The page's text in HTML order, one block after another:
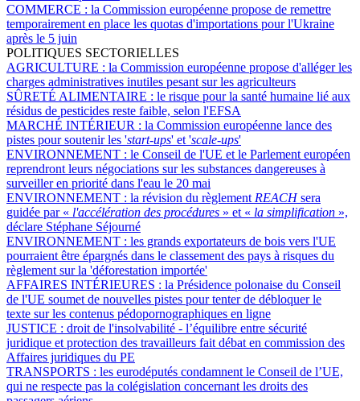
COMMERCE : la Commission européenne propose de remettre
temporairement en place les quotas d'importations pour l'Ukraine
après le 5 juin
POLITIQUES SECTORIELLES
AGRICULTURE : la Commission européenne propose d'alléger les
charges administratives inutiles pesant sur les agriculteurs
SÛRETÉ ALIMENTAIRE : le risque pour la santé humaine lié aux
résidus de pesticides reste faible, selon l'EFSA
MARCHÉ INTÉRIEUR : la Commission européenne lance des
pistes pour soutenir les 'start-ups' et 'scale-ups'
ENVIRONNEMENT : le Conseil de l'UE et le Parlement européen
reprendront leurs négociations sur les substances dangereuses à
surveiller en priorité dans l'eau le 20 mai
ENVIRONNEMENT : la révision du règlement REACHsera
guidée par « l'accélération des procédures » et « la simplification »,
déclare Stéphane Séjourné
ENVIRONNEMENT : les grands exportateurs de bois vers l'UE
pourraient être épargnés dans le classement des pays à risques du
règlement sur la 'déforestation importée'
AFFAIRES INTÉRIEURES : la Présidence polonaise du Conseil
de l'UE soumet de nouvelles pistes pour tenter de débloquer le
texte sur les contenus pédopornographiques en ligne
JUSTICE : droit de l'insolvabilité - l’équilibre entre sécurité
juridique et protection des travailleurs fait débat en commission des
Affaires juridiques du PE
TRANSPORTS : les eurodéputés condamnent le Conseil de l’UE,
qui ne respecte pas la colégislation concernant les droits des